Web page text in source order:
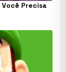
Precisa